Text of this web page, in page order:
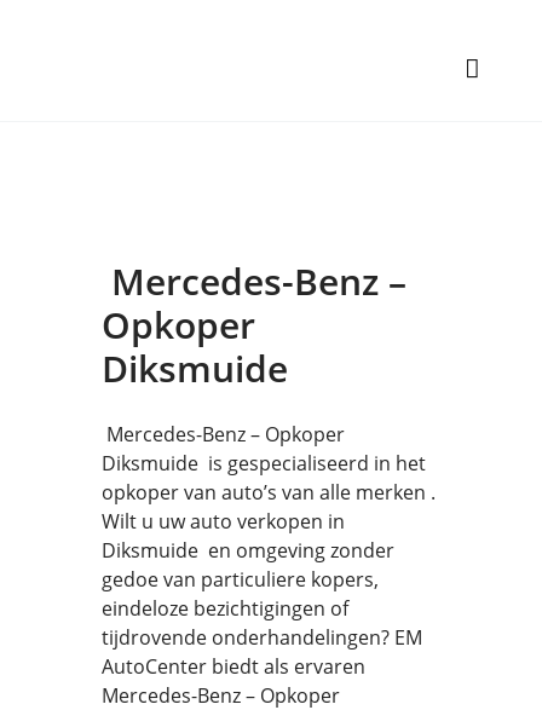
Mercedes-Benz –
Opkoper
Diksmuide
Mercedes-Benz – Opkoper
Diksmuide is gespecialiseerd in het
opkoper van auto’s van alle merken .
Wilt u uw auto verkopen in
Diksmuide en omgeving zonder
gedoe van particuliere kopers,
eindeloze bezichtigingen of
tijdrovende onderhandelingen? EM
AutoCenter biedt als ervaren
Mercedes-Benz – Opkoper